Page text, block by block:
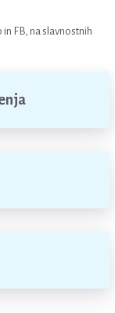
FB, na slavnostnih